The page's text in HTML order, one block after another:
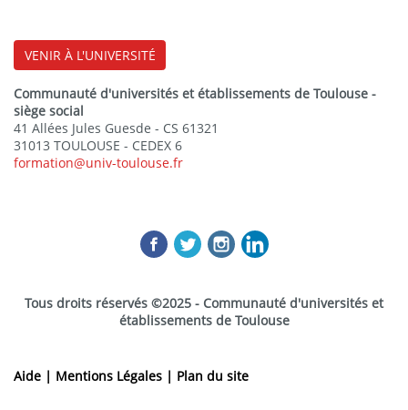
VENIR À L'UNIVERSITÉ
Communauté d'universités et établissements de Toulouse -
siège social
41 Allées Jules Guesde - CS 61321
31013 TOULOUSE - CEDEX 6
formation@univ-toulouse.fr
Tous droits réservés ©2025 - Communauté d'universités et
établissements de Toulouse
Aide | Mentions Légales | Plan du site